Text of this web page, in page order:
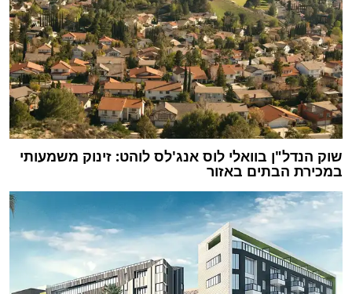
שוק הנדל"ן בוואלי לוס אנג'לס לוהט: זינוק משמעותי
במכירת הבתים באזור